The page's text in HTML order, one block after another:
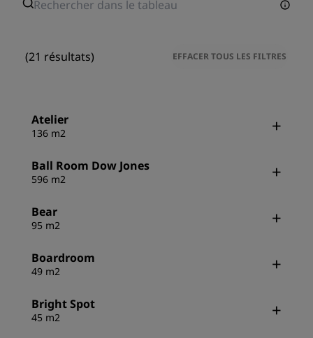
(21 résultats) EFFACER TOUS LES FILTRES
Atelier
136 m2
Ball Room Dow Jones
596 m2
Bear
95 m2
Boardroom
49 m2
Bright Spot
45 m2